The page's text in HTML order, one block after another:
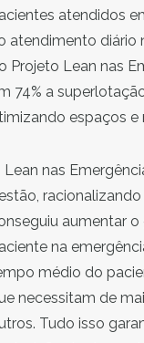
atendidos
atendimento diário
Projeto Lean nas
74% a
espaços e
Lean nas
aumentar
na
médio do
necessitam de
Tudo isso